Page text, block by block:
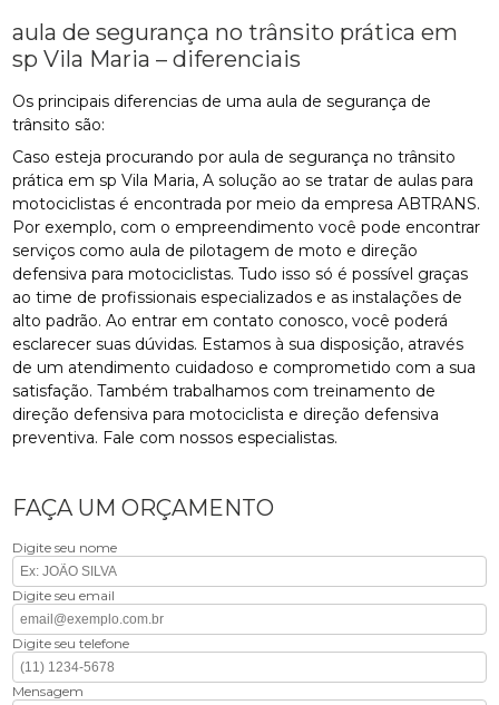
aula de segurança no trânsito prática em
sp Vila Maria – diferenciais
Os principais diferencias de uma aula de segurança de
trânsito são:
Caso esteja procurando por aula de segurança no trânsito
prática em sp Vila Maria, A solução ao se tratar de aulas para
motociclistas é encontrada por meio da empresa ABTRANS.
Por exemplo, com o empreendimento você pode encontrar
serviços como aula de pilotagem de moto e direção
defensiva para motociclistas. Tudo isso só é possível graças
ao time de profissionais especializados e as instalações de
alto padrão. Ao entrar em contato conosco, você poderá
esclarecer suas dúvidas. Estamos à sua disposição, através
de um atendimento cuidadoso e comprometido com a sua
satisfação. Também trabalhamos com treinamento de
direção defensiva para motociclista e direção defensiva
preventiva. Fale com nossos especialistas.
FAÇA UM ORÇAMENTO
Digite seu nome
Digite seu email
Digite seu telefone
Mensagem